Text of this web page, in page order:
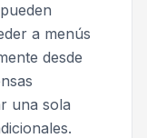
a menús
desde
una sola